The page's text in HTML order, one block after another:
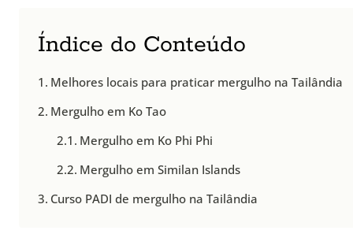
Índice do Conteúdo
Melhores locais para praticar mergulho na Tailândia
Mergulho em Ko Tao
Mergulho em Ko Phi Phi
Mergulho em Similan Islands
Curso PADI de mergulho na Tailândia